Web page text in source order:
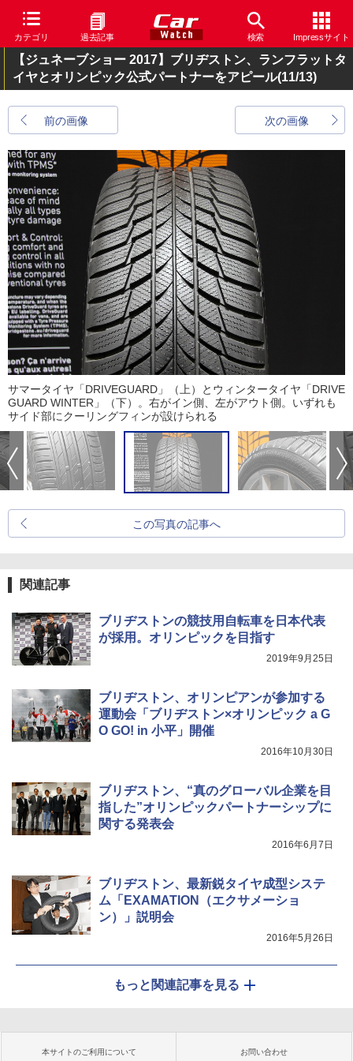
カテゴリ 過去記事 検索 Impressサイト
【ジュネーブショー 2017】ブリヂストン、ランフラットタ
イヤとオリンピック公式パートナーをアピール(11/13)
前の画像 次の画像
サマータイヤ「DRIVEGUARD」（上）とウィンタータイヤ「DRIVE
GUARD WINTER」（下）。右がイン側、左がアウト側。いずれも
サイド部にクーリングフィンが設けられる
この写真の記事へ
関連記事
ブリヂストンの競技用自転車を日本代表
が採用。オリンピックを目指す
2019年9月25日
ブリヂストン、オリンピアンが参加する
運動会「ブリヂストン×オリンピック a G
O GO! in 小平」開催
2016年10月30日
ブリヂストン、“真のグローバル企業を目
指した”オリンピックパートナーシップに
関する発表会
2016年6月7日
ブリヂストン、最新鋭タイヤ成型システ
ム「EXAMATION（エクサメーショ
ン）」説明会
2016年5月26日
もっと関連記事を見る
本サイトのご利用について お問い合わせ